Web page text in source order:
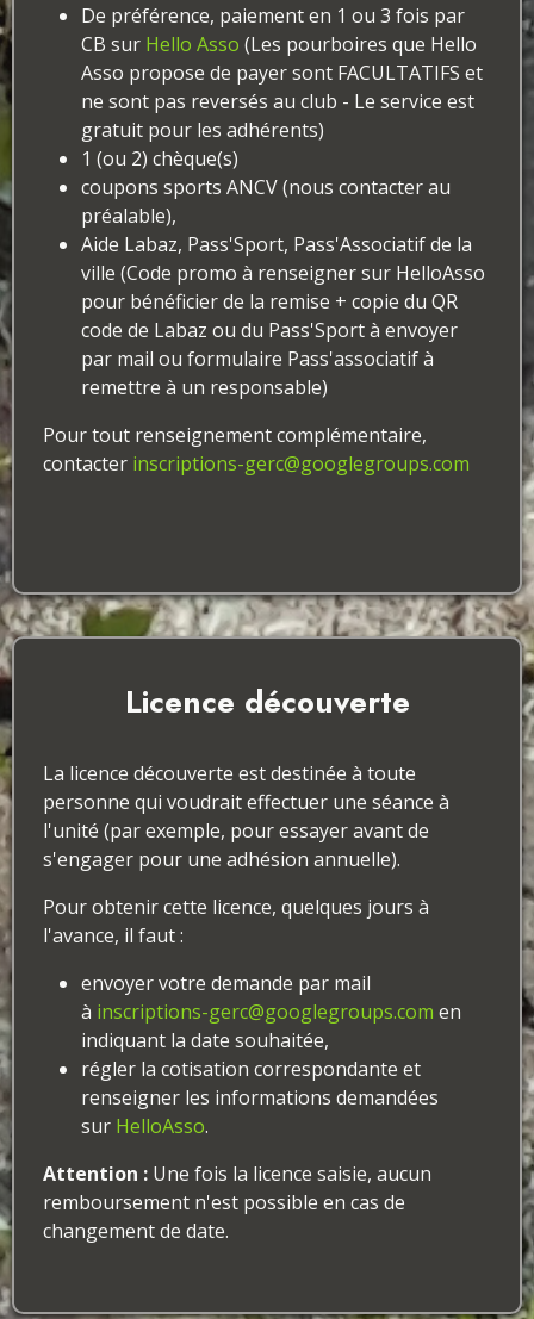
De préférence, paiement en 1 ou 3 fois par
CB sur Hello Asso (Les pourboires que Hello
Asso propose de payer sont FACULTATIFS et
ne sont pas reversés au club - Le service est
gratuit pour les adhérents)
1 (ou 2) chèque(s)
coupons sports ANCV (nous contacter au
préalable),
Aide Labaz, Pass'Sport, Pass'Associatif de la
ville (Code promo à renseigner sur HelloAsso
pour bénéficier de la remise + copie du QR
code de Labaz ou du Pass'Sport à envoyer
par mail ou formulaire Pass'associatif à
remettre à un responsable)
Pour tout renseignement complémentaire,
contacter inscriptions-gerc@googlegroups.com
Licence découverte
La licence découverte est destinée à toute
personne qui voudrait effectuer une séance à
l'unité (par exemple, pour essayer avant de
s'engager pour une adhésion annuelle).
Pour obtenir cette licence, quelques jours à
l'avance, il faut :
envoyer votre demande par mail
à inscriptions-gerc@googlegroups.com en
indiquant la date souhaitée,
régler la cotisation correspondante et
renseigner les informations demandées
sur HelloAsso.
Attention :Une fois la licence saisie, aucun
remboursement n'est possible en cas de
changement de date.